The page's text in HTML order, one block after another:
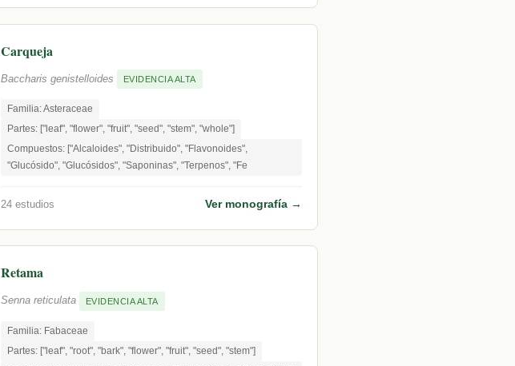
Carqueja
Baccharis genistelloides EVIDENCIA ALTA
Familia: Asteraceae
Partes: ["leaf", "flower", "fruit", "seed", "stem", "whole"]
Compuestos: ["Alcaloides", "Distribuido", "Flavonoides",
"Glucósido", "Glucósidos", "Saponinas", "Terpenos", "Fe
24 estudios Ver monografía →
Retama
Senna reticulata EVIDENCIA ALTA
Familia: Fabaceae
Partes: ["leaf", "root", "bark", "flower", "fruit", "seed", "stem"]